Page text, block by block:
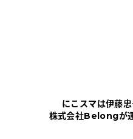
にこスマについて
にこスマは伊藤
株式会社Belongが